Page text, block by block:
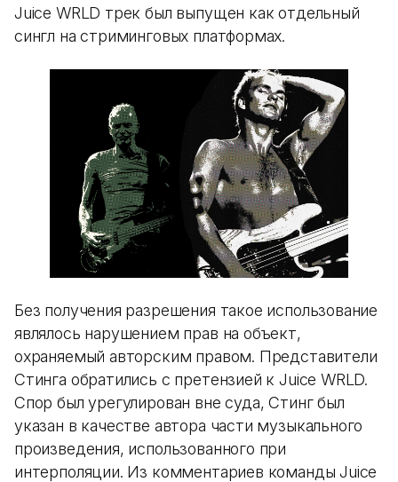
Juice WRLD трек был выпущен как отдельный
сингл на стриминговых платформах.
Без получения разрешения такое использование
являлось нарушением прав на объект,
охраняемый авторским правом. Представители
Стинга обратились с претензией к Juice WRLD.
Спор был урегулирован вне суда, Стинг был
указан в качестве автора части музыкального
произведения, использованного при
интерполяции. Из комментариев команды Juice